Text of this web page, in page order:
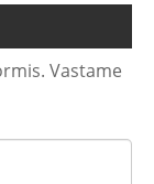
Vastame